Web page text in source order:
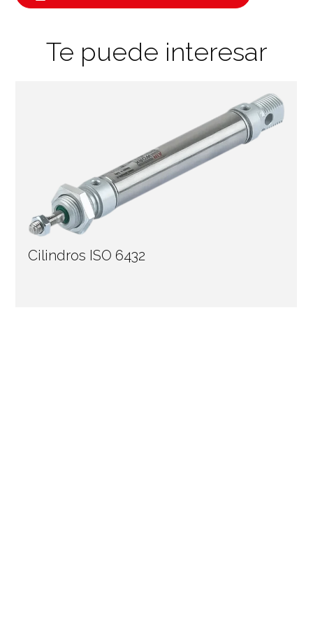
Te puede interesar
Cilindros ISO 6432